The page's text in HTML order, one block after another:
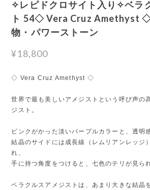
✧レピドクロサイト入り✧ベラ
ト 54◇ Vera Cruz Amethyst
物・パワーストーン
¥18,800
◇ Vera Cruz Amethyst ◇
世界で最も美しいアメジストという呼び声の
ジスト。
ピンクがかった淡いパープルカラーと、透明
結晶のサイドには成長線（レムリアンレッジ
れ、
手に持つ角度をつけると、七色のテリが見ら
ベラクルスアメジストは、あまり大きな結晶